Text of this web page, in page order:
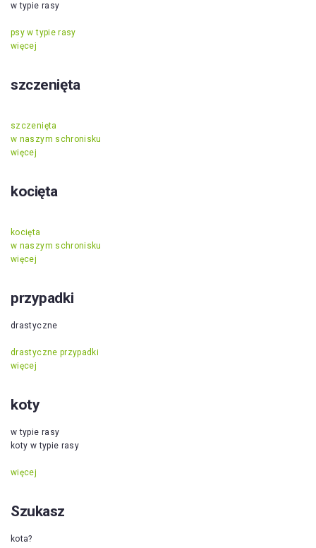
w typie rasy
psy w typie rasy
więcej
szczenięta
szczenięta
w naszym schronisku
więcej
kocięta
kocięta
w naszym schronisku
więcej
przypadki
drastyczne
drastyczne przypadki
więcej
koty
w typie rasy
koty w typie rasy
więcej
Szukasz
kota?